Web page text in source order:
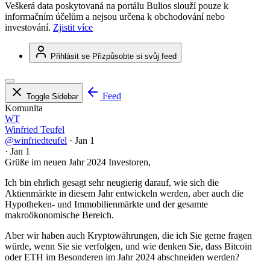
Veškerá data poskytovaná na portálu Bulios slouží pouze k
informačním účelům a nejsou určena k obchodování nebo
investování. Zjistit více
Přihlásit se Přizpůsobte si svůj feed
Toggle Sidebar
Feed
Komunita
WT
Winfried Teufel
@winfriedteufel · Jan 1
· Jan 1
Grüße im neuen Jahr 2024 Investoren,
Ich bin ehrlich gesagt sehr neugierig darauf, wie sich die
Aktienmärkte in diesem Jahr entwickeln werden, aber auch die
Hypotheken- und Immobilienmärkte und der gesamte
makroökonomische Bereich.
Aber wir haben auch Kryptowährungen, die ich Sie gerne fragen
würde, wenn Sie sie verfolgen, und wie denken Sie, dass Bitcoin
oder ETH im Besonderen im Jahr 2024 abschneiden werden?